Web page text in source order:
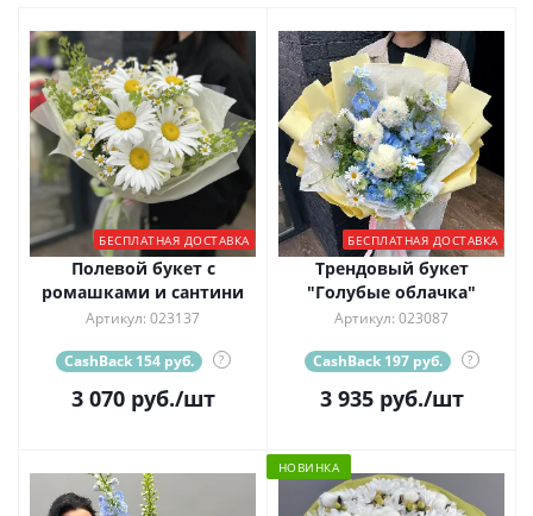
БЕСПЛАТНАЯ ДОСТАВКА
Полевой букет с
ромашками и сантини
Артикул: 023137
CashBack 154 руб. ?
3 070руб./шт
БЕСПЛАТНАЯ ДОСТАВКА
Трендовый букет
"Голубые облачка"
Артикул: 023087
CashBack 197 руб. ?
3 935руб./шт
НОВИНКА